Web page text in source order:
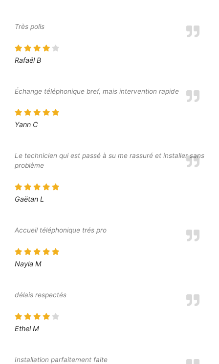
Très polis
Rafaël B
Échange téléphonique bref, mais intervention rapide
Yann C
Le technicien qui est passé à su me rassuré et installer sans
problème
Gaëtan L
Accueil téléphonique trés pro
Nayla M
délais respectés
Ethel M
Installation parfaitement faite